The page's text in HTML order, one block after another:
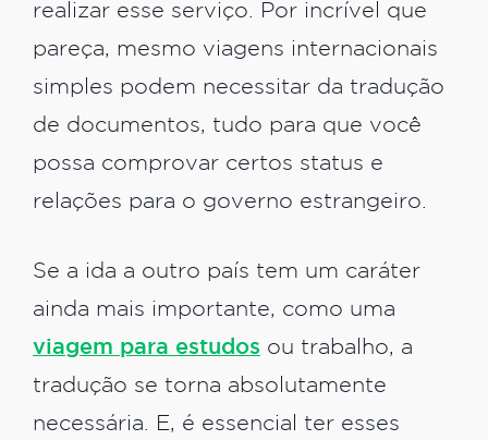
realizar esse serviço. Por incrível que
pareça, mesmo viagens internacionais
simples podem necessitar da tradução
de documentos, tudo para que você
possa comprovar certos status e
relações para o governo estrangeiro.
Se a ida a outro país tem um caráter
ainda mais importante, como uma
viagem para estudos ou trabalho, a
tradução se torna absolutamente
necessária. E, é essencial ter esses